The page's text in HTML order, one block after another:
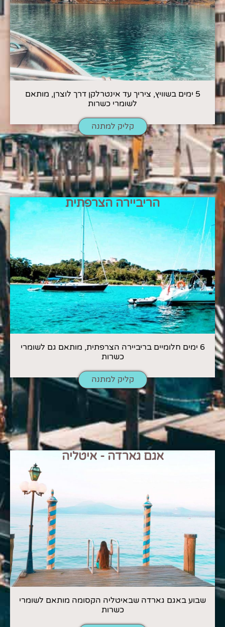
5 ימים בשוויץ, ציריך עד אינטרלקן דרך לוצרן, מותאם
לשומרי כשרות
קליק למתנה
הריביירה הצרפתית
6 ימים חלומיים בריביירה הצרפתית, מותאם גם לשומרי
כשרות
קליק למתנה
אגם גארדה - איטליה
שבוע באגם גארדה שבאיטליה הקסומה מותאם לשומרי
כשרות